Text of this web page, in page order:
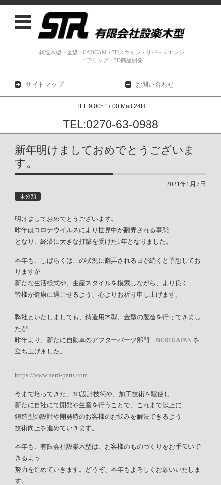
鋳造木型・金型・CADCAM・3Dスキャン・リバースエンジ
ニアリング・3D商品開発
サイトマップ お問い合わせ
TEL:9:00~17:00 Mail:24H
TEL:0270-63-0988
コンテンツに移動
新年明けましておめでとうございま
す。
2021年1月7日
未分類
明けましておめでとうございます。
昨年はコロナウイルスにより世界中が翻弄される事態
となり、経済に大きな打撃を受けた1年となりました。
本年も、しばらくはこの状況に翻弄される日が続くと予想してお
りますが
新たな生活様式や、生産スタイルを模索しながら、より良く
皆様が健康に過ごせるよう、心よりお祈り申し上げます。
弊社といたしましても、鋳造用木型、金型の製造を行ってきまし
たが
昨年より、新たに自動車のアフターパーツ部門 NERDJAPAN を
立ち上げました。
https://www.nerd-parts.com
今まで培ってきた、3D設計技術や、加工技術を駆使し
新たに自社にて開発や生産を行うことで、これまで以上に
鋳造型の設計や開発時のお客様のお悩みを解決できるよう
技術向上を進めていきます。
本年も、有限会社設楽木型は、お客様のものづくりをお手伝いで
きるよう
努力を進めていきます。どうぞ、本年もよろしくお願いいたしま
す。